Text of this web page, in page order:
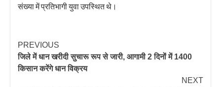
संख्या में प्रतिभागी युवा उपस्थित थे।
PREVIOUS
जिले में धान खरीदी सुचारू रूप से जारी, आगामी 2 दिनों में 1400
किसान करेंगे धान विक्रय
NEXT